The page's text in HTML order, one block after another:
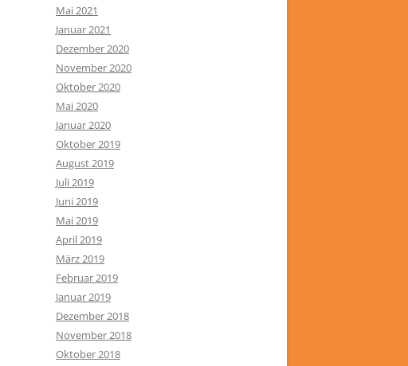
Mai 2021
Januar 2021
Dezember 2020
November 2020
Oktober 2020
Mai 2020
Januar 2020
Oktober 2019
August 2019
Juli 2019
Juni 2019
Mai 2019
April 2019
März 2019
Februar 2019
Januar 2019
Dezember 2018
November 2018
Oktober 2018